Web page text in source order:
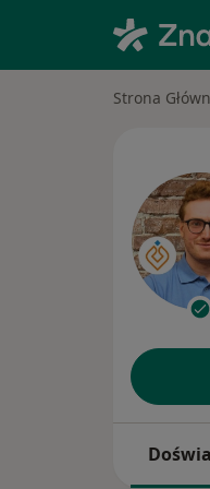
Strona